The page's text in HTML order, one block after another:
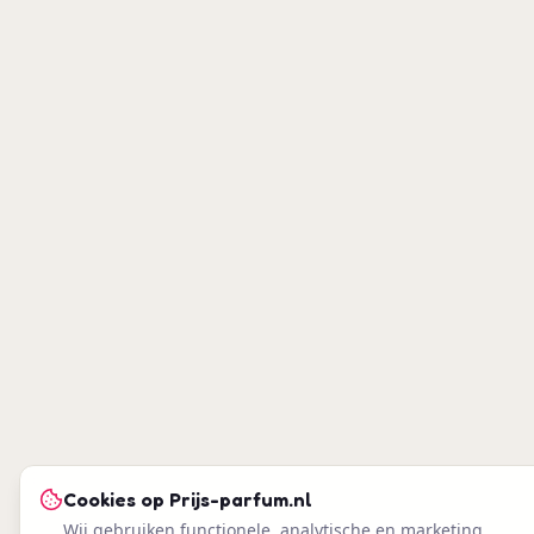
Cookies op Prijs-parfum.nl